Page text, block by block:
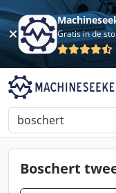
Gratis in de
Boschert